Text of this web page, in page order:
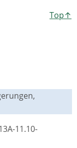
Top↑
11.10-